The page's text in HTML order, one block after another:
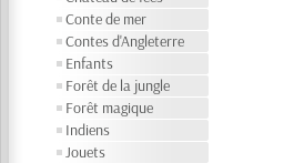
Conte de mer
Contes d'Angleterre
Enfants
Forêt de la jungle
Forêt magique
Indiens
Jouets